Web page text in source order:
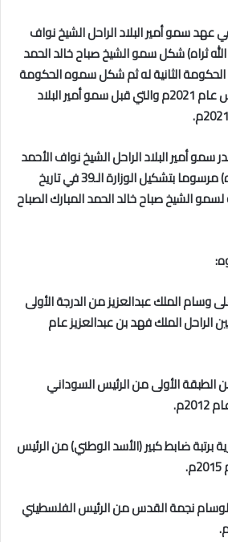
2020م وفي عهد سمو أمير البلاد الراحل الشيخ نواف
الله ثراه) شكل سمو الشيخ صباح خالد الحمد
الحكومة الثانية له ثم شكل سموه الحكومة
الثالثة في الثاني من مارس عام 2021م والتي قبل سمو أمير البلاد
2021م أصدر سمو أمير البلاد الراحل الشيخ نواف الأحمد
الجابر الصباح (طيب الله ثراه) مرسوما بتشكيل الوزارة الـ39 في تاريخ
الشيخ صباح خالد الحمد المبارك الصباح
الملك عبدالعزيز من الدرجة الأولى
الراحل الملك فهد بن عبدالعزيز عام
الأولى من الرئيس السوداني
ضابط كبير (الأسد الوطني) من الرئيس
نجمة القدس من الرئيس الفلسطيني